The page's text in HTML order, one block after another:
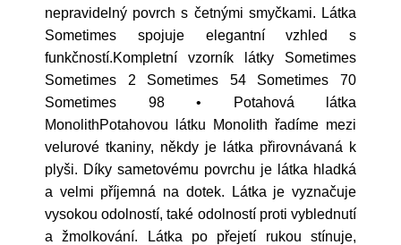
nepravidelný povrch s četnými smyčkami. Látka
Sometimes spojuje elegantní vzhled s
funkčností.Kompletní vzorník látky Sometimes
Sometimes 2 Sometimes 54 Sometimes 70
Sometimes 98 • Potahová látka
MonolithPotahovou látku Monolith řadíme mezi
velurové tkaniny, někdy je látka přirovnávaná k
plyši. Díky sametovému povrchu je látka hladká
a velmi příjemná na dotek. Látka je vyznačuje
vysokou odolností, také odolností proti vyblednutí
a žmolkování. Látka po přejetí rukou stínuje,